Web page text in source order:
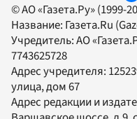
© АО «Газета.Ру» (1999-
Название: Газета.Ru
Учредитель:АО
7743625728
Адрес учредителя:
улица, дом 67
Адрес редакции и